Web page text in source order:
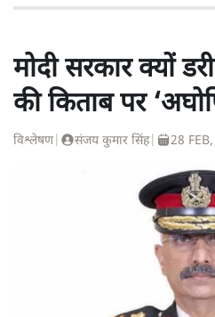
मोदी सरकार क्यों
की किताब पर
विश्लेषण| संजय कुमार सिंह| 28